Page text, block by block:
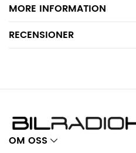
MORE INFORMATION
RECENSIONER
OM OSS